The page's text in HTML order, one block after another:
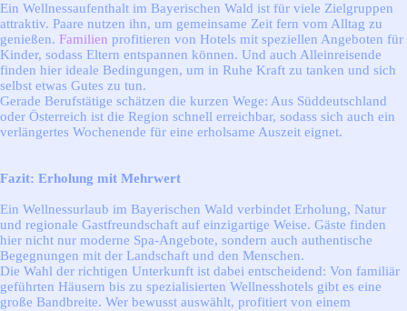
Ein Wellnessaufenthalt im Bayerischen Wald ist für viele Zielgruppen
attraktiv. Paare nutzen ihn, um gemeinsame Zeit fern vom Alltag zu
genießen. Familien profitieren von Hotels mit speziellen Angeboten für
Kinder, sodass Eltern entspannen können. Und auch Alleinreisende
finden hier ideale Bedingungen, um in Ruhe Kraft zu tanken und sich
selbst etwas Gutes zu tun.
Gerade Berufstätige schätzen die kurzen Wege: Aus Süddeutschland
oder Österreich ist die Region schnell erreichbar, sodass sich auch ein
verlängertes Wochenende für eine erholsame Auszeit eignet.
Fazit: Erholung mit Mehrwert
Ein Wellnessurlaub im Bayerischen Wald verbindet Erholung, Natur
und regionale Gastfreundschaft auf einzigartige Weise. Gäste finden
hier nicht nur moderne Spa-Angebote, sondern auch authentische
Begegnungen mit der Landschaft und den Menschen.
Die Wahl der richtigen Unterkunft ist dabei entscheidend: Von familiär
geführten Häusern bis zu spezialisierten Wellnesshotels gibt es eine
große Bandbreite. Wer bewusst auswählt, profitiert von einem